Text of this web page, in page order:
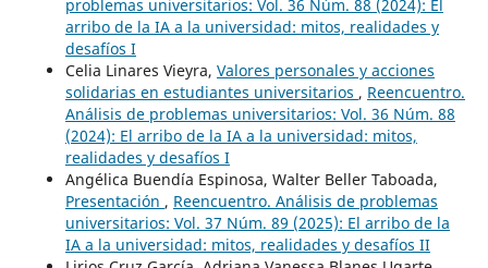
problemas universitarios: Vol. 36 Núm. 88 (2024): El
arribo de la IA a la universidad: mitos, realidades y
desafíos I
Celia Linares Vieyra, Valores personales y acciones
solidarias en estudiantes universitarios , Reencuentro.
Análisis de problemas universitarios: Vol. 36 Núm. 88
(2024): El arribo de la IA a la universidad: mitos,
realidades y desafíos I
Angélica Buendía Espinosa, Walter Beller Taboada,
Presentación , Reencuentro. Análisis de problemas
universitarios: Vol. 37 Núm. 89 (2025): El arribo de la
IA a la universidad: mitos, realidades y desafíos II